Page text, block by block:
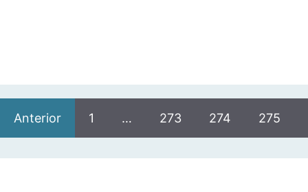
Anterior 1 … 273 274 275